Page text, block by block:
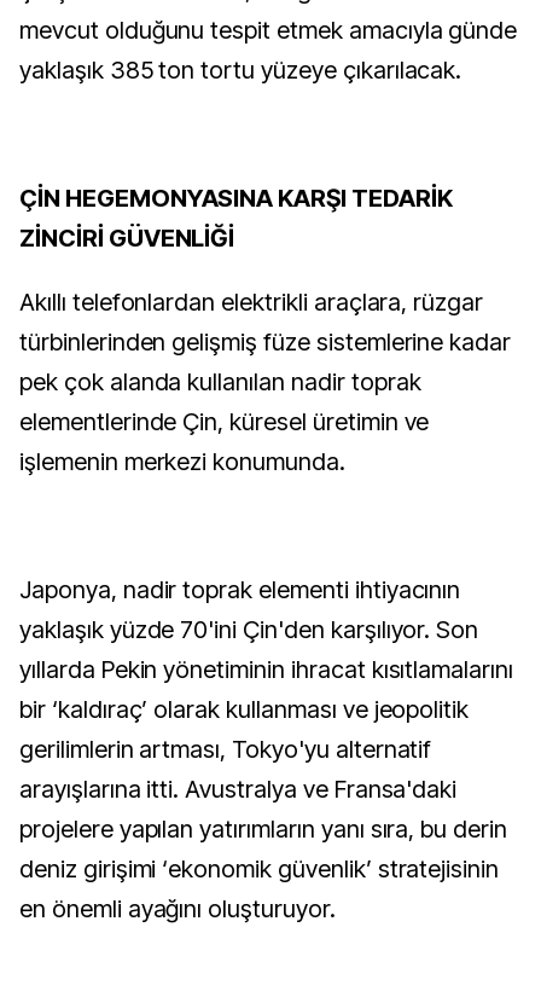
mevcut olduğunu tespit etmek amacıyla günde
yaklaşık 385 ton tortu yüzeye çıkarılacak.
ÇİN HEGEMONYASINA KARŞI TEDARİK
ZİNCİRİ GÜVENLİĞİ
Akıllı telefonlardan elektrikli araçlara, rüzgar
türbinlerinden gelişmiş füze sistemlerine kadar
pek çok alanda kullanılan nadir toprak
elementlerinde Çin, küresel üretimin ve
işlemenin merkezi konumunda.
Japonya, nadir toprak elementi ihtiyacının
yaklaşık yüzde 70'ini Çin'den karşılıyor. Son
yıllarda Pekin yönetiminin ihracat kısıtlamalarını
bir ‘kaldıraç’ olarak kullanması ve jeopolitik
gerilimlerin artması, Tokyo'yu alternatif
arayışlarına itti. Avustralya ve Fransa'daki
projelere yapılan yatırımların yanı sıra, bu derin
deniz girişimi ‘ekonomik güvenlik’ stratejisinin
en önemli ayağını oluşturuyor.